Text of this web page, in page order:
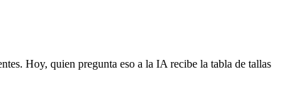
Hoy, quien pregunta eso a la IA recibe la tabla de tallas